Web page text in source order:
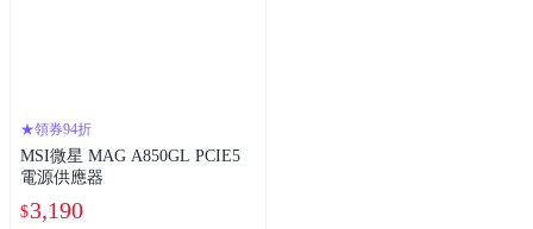
★領券94折
MSI微星 MAG A850GL PCIE5
電源供應器
$3,190